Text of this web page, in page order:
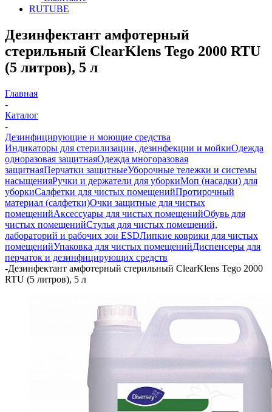
RUTUBE
Дезинфектант амфотерный
стерильный ClearKlens Tego 2000 RTU
(5 литров), 5 л
Главная
-
Каталог
-
Дезинфицирующие и моющие средства
Индикаторы для стерилизации, дезинфекции и мойкиОдежда
одноразовая защитнаяОдежда многоразовая
защитнаяПерчатки защитныеУборочные тележки и системы
насыщенияРучки и держатели для уборкиМоп (насадки) для
уборкиСалфетки для чистых помещенийПротирочный
материал (салфетки)Очки защитные для чистых
помещенийАксессуары для чистых помещенийОбувь для
чистых помещенийСтулья для чистых помещений,
лабораторий и рабочих зон ESDЛипкие коврики для чистых
помещенийУпаковка для чистых помещенийДиспенсеры для
перчаток и дезинфицирующих средств
-Дезинфектант амфотерный стерильный ClearKlens Tego 2000
RTU (5 литров), 5 л